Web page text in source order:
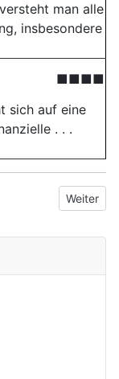
man alle
insbesondere
■■■■
sich auf eine
. . .
Nächster
Weiter